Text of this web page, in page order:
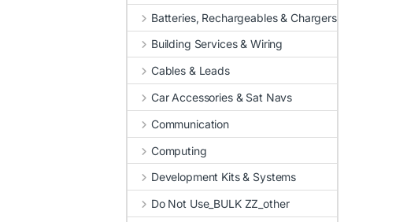
Batteries, Rechargeables & Chargers
Building Services & Wiring
Cables & Leads
Car Accessories & Sat Navs
Communication
Computing
Development Kits & Systems
Do Not Use_BULK ZZ_other